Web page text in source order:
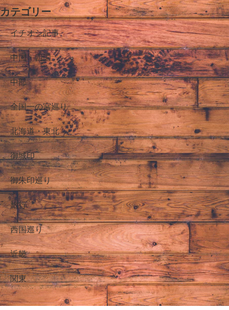
カテゴリー
イチオシ記事
中国・四国
中部
全国一の宮巡り
北海道・東北
御城印
御朱印巡り
旅行
西国巡り
近畿
関東